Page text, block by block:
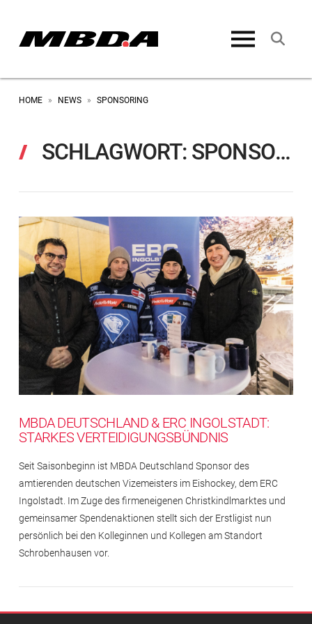
HOME » NEWS » SPONSORING
SCHLAGWORT: SPONSORING
MBDA DEUTSCHLAND & ERC INGOLSTADT:
STARKES VERTEIDIGUNGSBÜNDNIS
Seit Saisonbeginn ist MBDA Deutschland Sponsor des
amtierenden deutschen Vizemeisters im Eishockey, dem ERC
Ingolstadt. Im Zuge des firmeneigenen Christkindlmarktes und
gemeinsamer Spendenaktionen stellt sich der Erstligist nun
persönlich bei den Kolleginnen und Kollegen am Standort
Schrobenhausen vor.Impressum